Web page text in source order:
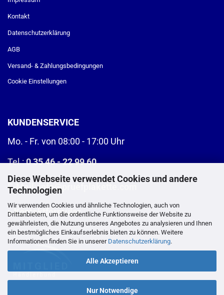
Diese Webseite verwendet Cookies und andere
Technologien
Wir verwenden Cookies und ähnliche Technologien, auch von
Drittanbietern, um die ordentliche Funktionsweise der Website zu
gewährleisten, die Nutzung unseres Angebotes zu analysieren und Ihnen
ein bestmögliches Einkaufserlebnis bieten zu können. Weitere
Informationen finden Sie in unserer Datenschutzerklärung.
Alle Akzeptieren
Nur Notwendige
Kontakt
Datenschutzerklärung
AGB
Versand- & Zahlungsbedingungen
Cookie Einstellungen
KUNDENSERVICE
Mo. - Fr. von 08:00 - 17:00 Uhr
Tel.:0 35 46 - 22 99 60
E-Mail:info@pruefplakette.com
>Kontaktformular